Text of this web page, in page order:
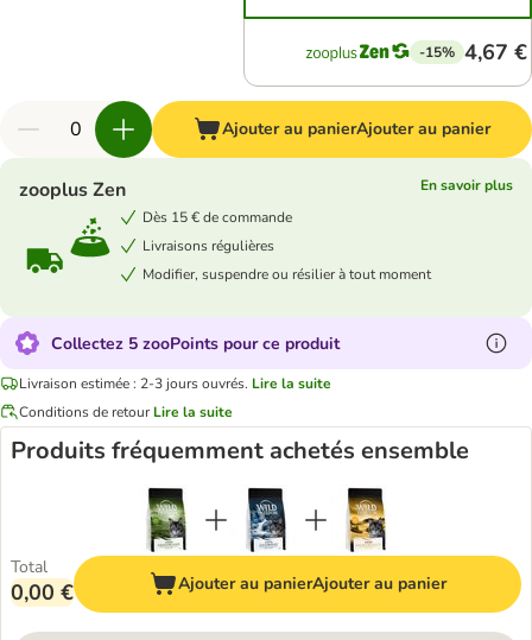
-15% 4,67 €
Ajouter au panierAjouter au panier
zooplus Zen
En savoir plus
Dès 15 € de commande
Livraisons régulières
Modifier, suspendre ou résilier à tout moment
Collectez 5 zooPoints pour ce produit
Livraison estimée : 2-3 jours ouvrés. Lire la suite
Conditions de retour Lire la suite
Produits fréquemment achetés ensemble
Total
0,00 € Ajouter au panierAjouter au panier